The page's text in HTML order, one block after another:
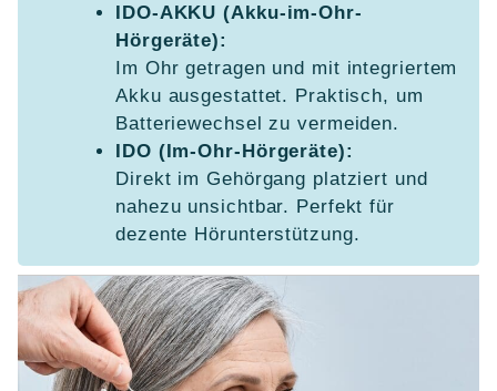
IDO-AKKU (Akku-im-Ohr-
Hörgeräte):
Im Ohr getragen und mit integriertem
Akku ausgestattet. Praktisch, um
Batteriewechsel zu vermeiden.
IDO (Im-Ohr-Hörgeräte):
Direkt im Gehörgang platziert und
nahezu unsichtbar. Perfekt für
dezente Hörunterstützung.